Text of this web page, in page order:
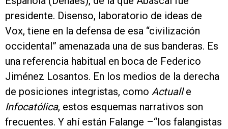
presidente. Disenso, laboratorio de ideas de
Vox, tiene en la defensa de esa “civilización
occidental” amenazada una de sus banderas. Es
una referencia habitual en boca de Federico
Jiménez Losantos. En los medios de la derecha
de posiciones integristas, como Actualle
Infocatólica, estos esquemas narrativos son
frecuentes. Y ahí están Falange –“los falangistas